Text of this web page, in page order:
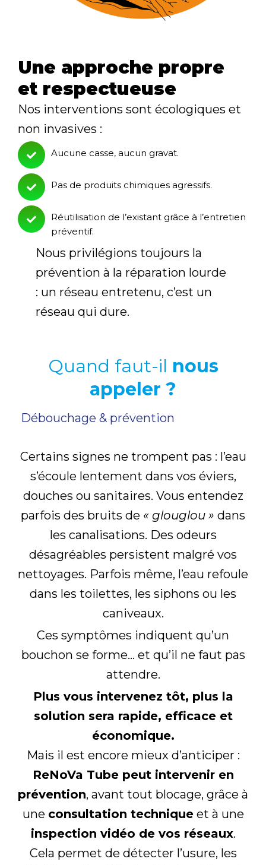
Une approche propre
et respectueuse
Nos interventions sont écologiques et
non invasives :
Aucune casse, aucun gravat.
Pas de produits chimiques agressifs.
Réutilisation de l’existant grâce à l’entretien
préventif.
Nous privilégions toujours la
prévention à la réparation lourde
: un réseau entretenu, c’est un
réseau qui dure.
Quand faut-il nous
appeler ?
Débouchage & prévention
Certains signes ne trompent pas : l’eau
s’écoule lentement dans vos éviers,
douches ou sanitaires. Vous entendez
parfois des bruits de « glouglou » dans
les canalisations. Des odeurs
désagréables persistent malgré vos
nettoyages. Parfois même, l’eau refoule
dans les toilettes, les siphons ou les
caniveaux.
Ces symptômes indiquent qu’un
bouchon se forme… et qu’il ne faut pas
attendre.
Plus vous intervenez tôt, plus la
solution sera rapide, efficace et
économique.
Mais il est encore mieux d’anticiper :
ReNoVa Tube peut intervenir en
prévention, avant tout blocage, grâce à
une consultation techniqueet à une
inspection vidéo de vos réseaux.
Cela permet de détecter l’usure, les